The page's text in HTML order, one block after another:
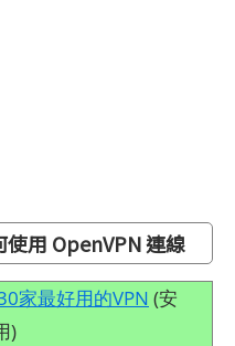
用 OpenVPN 連線
家最好用的VPN (安
)